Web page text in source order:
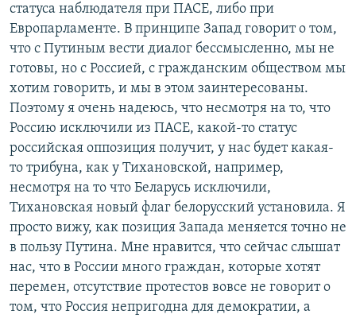
статуса наблюдателя при ПАСЕ, либо при
Европарламенте. В принципе Запад говорит о том,
что с Путиным вести диалог бессмысленно, мы не
готовы, но с Россией, с гражданским обществом мы
хотим говорить, и мы в этом заинтересованы.
Поэтому я очень надеюсь, что несмотря на то, что
Россию исключили из ПАСЕ, какой-то статус
российская оппозиция получит, у нас будет какая-
то трибуна, как у Тихановской, например,
несмотря на то что Беларусь исключили,
Тихановская новый флаг белорусский установила. Я
просто вижу, как позиция Запада меняется точно не
в пользу Путина. Мне нравится, что сейчас слышат
нас, что в России много граждан, которые хотят
перемен, отсутствие протестов вовсе не говорит о
том, что Россия непригодна для демократии, а